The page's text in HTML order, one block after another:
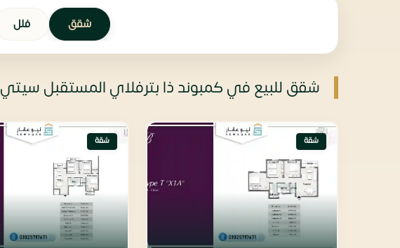
شقق فلل
شقق للبيع في كمبوند ذا بترفلاي المستقبل سيتي
شقة شقة